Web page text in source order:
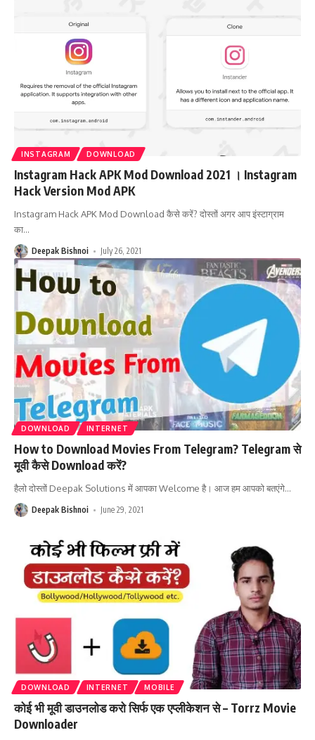
INSTAGRAM DOWNLOAD
Instagram Hack APK Mod Download 2021 । Instagram
Hack Version Mod APK
Instagram Hack APK Mod Download कैसे करें? दोस्तों अगर आप इंस्टाग्राम
का…
Deepak Bishnoi July 26, 2021
DOWNLOAD INTERNET
How to Download Movies From Telegram? Telegram से
मूवी कैसे Download करें?
हैलो दोस्तों Deepak Solutions में आपका Welcome है। आज हम आपको बतएंगे…
Deepak Bishnoi June 29, 2021
DOWNLOAD INTERNET MOBILE
कोई भी मूवी डाउनलोड करो सिर्फ एक एप्लीकेशन से – Torrz Movie
Downloader